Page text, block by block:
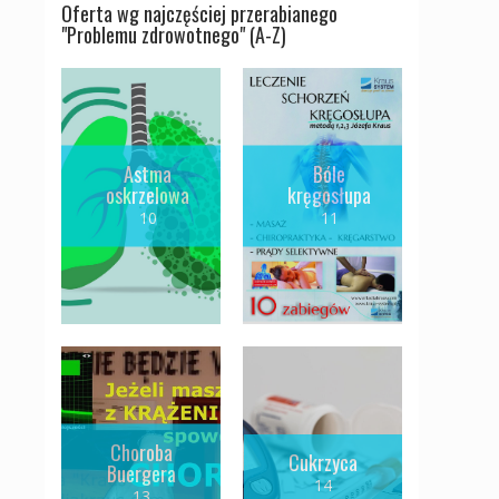
Oferta wg najczęściej przerabianego
"Problemu zdrowotnego" (A-Z)
Astma
oskrzelowa
10
Bóle
kręgosłupa
11
Choroba
Buergera Cukrzyca
14